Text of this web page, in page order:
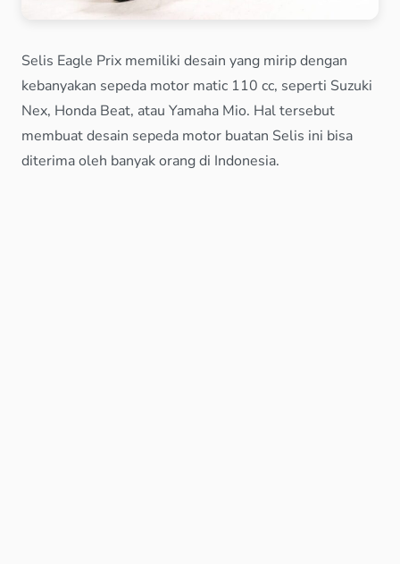
Selis Eagle Prix memiliki desain yang mirip dengan
kebanyakan sepeda motor matic 110 cc, seperti Suzuki
Nex, Honda Beat, atau Yamaha Mio. Hal tersebut
membuat desain sepeda motor buatan Selis ini bisa
diterima oleh banyak orang di Indonesia.